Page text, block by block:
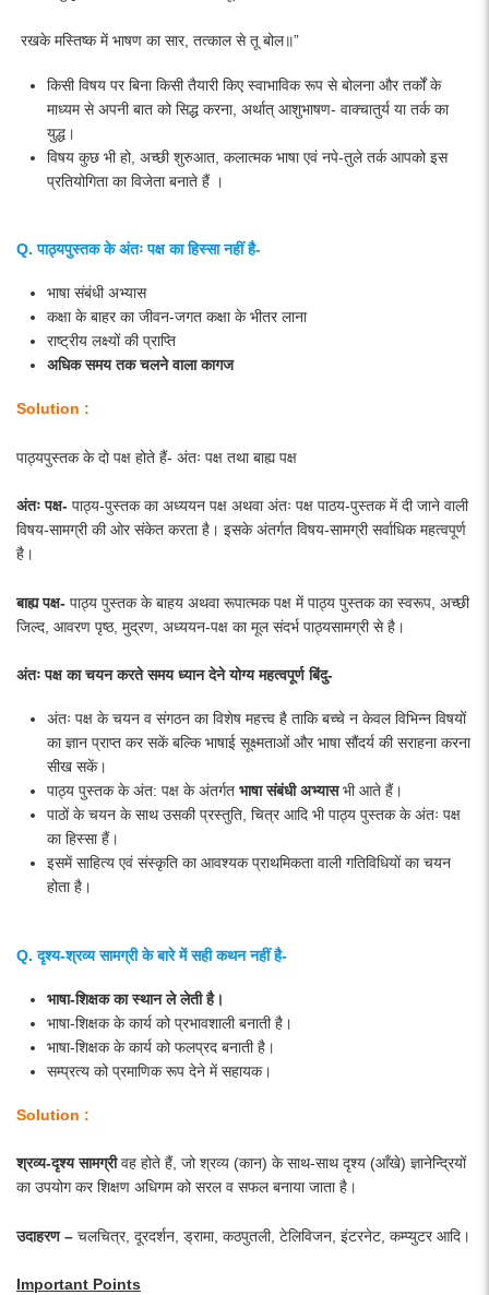
रखके मस्तिष्क में भाषण का सार, तत्काल से तू बोल॥”
किसी विषय पर बिना किसी तैयारी किए स्वाभाविक रूप से बोलना और तर्कों के
माध्यम से अपनी बात को सिद्ध करना, अर्थात् आशुभाषण- वाक्चातुर्य या तर्क का
युद्ध।
विषय कुछ भी हो, अच्छी शुरुआत, कलात्मक भाषा एवं नपे-तुले तर्क आपको इस
प्रतियोगिता का विजेता बनाते हैं ।
Q. पाठ्यपुस्तक के अंतः पक्ष का हिस्सा नहीं है-
भाषा संबंधी अभ्यास
कक्षा के बाहर का जीवन-जगत कक्षा के भीतर लाना
राष्ट्रीय लक्ष्यों की प्राप्ति
अधिक समय तक चलने वाला कागज
Solution :
पाठ्यपुस्तक के दो पक्ष होते हैं- अंतः पक्ष तथा बाह्य पक्ष
अंतः पक्ष- पाठ्य-पुस्तक का अध्ययन पक्ष अथवा अंतः पक्ष पाठय-पुस्तक में दी जाने वाली
विषय-सामग्री की ओर संकेत करता है। इसके अंतर्गत विषय-सामग्री सर्वाधिक महत्वपूर्ण
है।
बाह्य पक्ष- पाठ्य पुस्तक के बाहय अथवा रूपात्मक पक्ष में पाठ्य पुस्तक का स्वरूप, अच्छी
जिल्द, आवरण पृष्ठ, मुद्रण, अध्ययन-पक्ष का मूल संदर्भ पाठ्यसामग्री से है।
अंतः पक्ष का चयन करते समय ध्यान देने योग्य महत्वपूर्ण बिंदु-
अंतः पक्ष के चयन व संगठन का विशेष महत्त्व है ताकि बच्चे न केवल विभिन्‍न विषयों
का ज्ञान प्राप्त कर सकें बल्कि भाषाई सूक्ष्मताओं और भाषा सौंदर्य की सराहना करना
सीख सकें।
पाठ्य पुस्तक के अंत: पक्ष के अंतर्गत भाषा संबंधी अभ्यासभी आते हैं।
पाठों के चयन के साथ उसकी प्रस्तुति, चित्र आदि भी पाठ्य पुस्तक के अंतः पक्ष
का हिस्सा हैं।
इसमें साहित्य एवं संस्कृति का आवश्यक प्राथमिकता वाली गतिविधियों का चयन
होता है।
Q. दृश्य-श्रव्य सामग्री के बारे में सही कथन नहीं है-
भाषा-शिक्षक का स्थान ले लेती है।
भाषा-शिक्षक के कार्य को प्रभावशाली बनाती है।
भाषा-शिक्षक के कार्य को फलप्रद बनाती है।
सम्प्रत्य को प्रमाणिक रूप देने में सहायक।
Solution :
श्रव्य-दृश्य सामग्रीवह होते हैं, जो श्रव्य (कान) के साथ-साथ दृश्य (आँखे) ज्ञानेन्द्रियों
का उपयोग कर शिक्षण अधिगम को सरल व सफल बनाया जाता है।
उदाहरण – चलचित्र, दूरदर्शन, ड्रामा, कठपुतली, टेलिविजन, इंटरनेट, कम्प्युटर आदि।
Important Points